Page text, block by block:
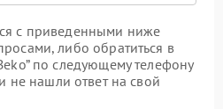
с приведенными ниже
либо обратиться в
по следующему телефону
не нашли ответ на свой